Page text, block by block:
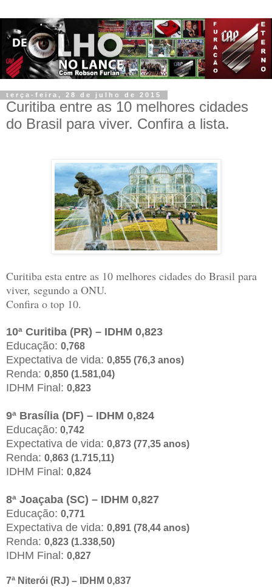
terça-feira, 28 de julho de 2015
Curitiba entre as 10 melhores cidades
do Brasil para viver. Confira a lista.
Curitiba esta entre as 10 melhores cidades do Brasil para
viver, segundo a ONU.
Confira o top 10.
10ª Curitiba (PR) – IDHM 0,823
Educação: 0,768
Expectativa de vida: 0,855 (76,3 anos)
Renda: 0,850 (1.581,04)
IDHM Final: 0,823
9ª Brasília (DF) – IDHM 0,824
Educação: 0,742
Expectativa de vida: 0,873 (77,35 anos)
Renda: 0,863 (1.715,11)
IDHM Final: 0,824
8ª Joaçaba (SC) – IDHM 0,827
Educação: 0,771
Expectativa de vida: 0,891 (78,44 anos)
Renda: 0,823 (1.338,50)
IDHM Final: 0,827
7ª Niterói (RJ) – IDHM 0,837